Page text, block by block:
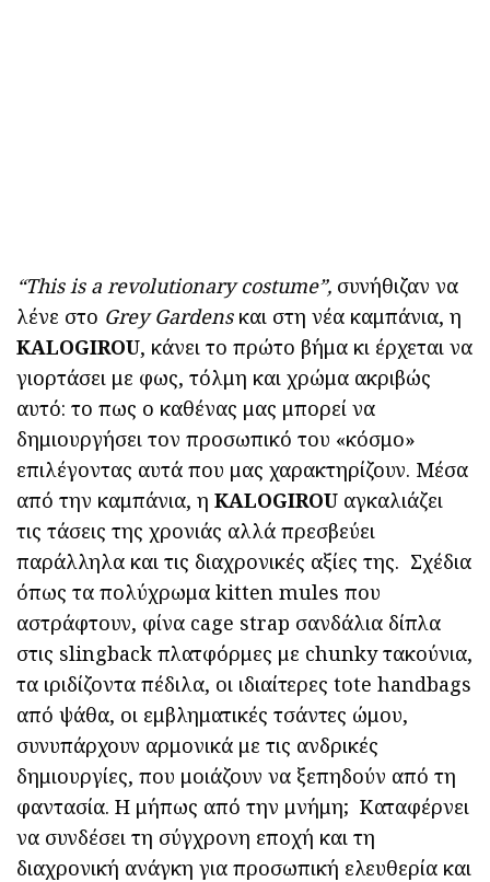
“This is a revolutionary costume”, συνήθιζαν να
λένε στο Grey Gardensκαι στη νέα καμπάνια, η
KALOGIROU, κάνει το πρώτο βήμα κι έρχεται να
γιορτάσει με φως, τόλμη και χρώμα ακριβώς
αυτό: το πως ο καθένας μας μπορεί να
δημιουργήσει τον προσωπικό του «κόσμο»
επιλέγοντας αυτά που μας χαρακτηρίζουν. Μέσα
από την καμπάνια, ηKALOGIROU αγκαλιάζει
τις τάσεις της χρονιάς αλλά πρεσβεύει
παράλληλα και τις διαχρονικές αξίες της. Σχέδια
όπως τα πολύχρωμα kitten mules που
αστράφτουν, φίνα cage strap σανδάλια δίπλα
στις slingback πλατφόρμες με chunky τακούνια,
τα ιριδίζοντα πέδιλα, οι ιδιαίτερες tote handbags
από ψάθα, οι εμβληματικές τσάντες ώμου,
συνυπάρχουν αρμονικά με τις ανδρικές
δημιουργίες, που μοιάζουν να ξεπηδούν από τη
φαντασία. Η μήπως από την μνήμη; Καταφέρνει
να συνδέσει τη σύγχρονη εποχή και τη
διαχρονική ανάγκη για προσωπική ελευθερία και